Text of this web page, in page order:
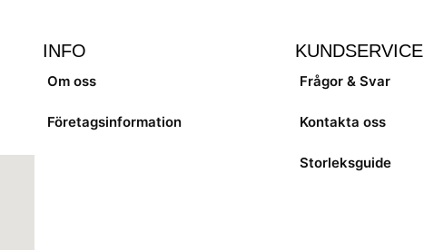
INFO
Om oss
Företagsinformation
KUNDSERVICE
Frågor & Svar
Kontakta oss
Storleksguide